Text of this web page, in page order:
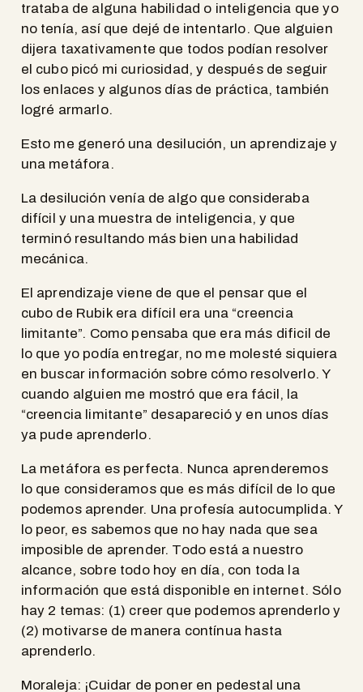
trataba de alguna habilidad o inteligencia que yo
no tenía, así que dejé de intentarlo. Que alguien
dijera taxativamente que todos podían resolver
el cubo picó mi curiosidad, y después de seguir
los enlaces y algunos días de práctica, también
logré armarlo.
Esto me generó una desilución, un aprendizaje y
una metáfora.
La desilución venía de algo que consideraba
difícil y una muestra de inteligencia, y que
terminó resultando más bien una habilidad
mecánica.
El aprendizaje viene de que el pensar que el
cubo de Rubik era difícil era una “creencia
limitante”. Como pensaba que era más dificil de
lo que yo podía entregar, no me molesté siquiera
en buscar información sobre cómo resolverlo. Y
cuando alguien me mostró que era fácil, la
“creencia limitante” desapareció y en unos días
ya pude aprenderlo.
La metáfora es perfecta. Nunca aprenderemos
lo que consideramos que es más difícil de lo que
podemos aprender. Una profesía autocumplida. Y
lo peor, es sabemos que no hay nada que sea
imposible de aprender. Todo está a nuestro
alcance, sobre todo hoy en día, con toda la
información que está disponible en internet. Sólo
hay 2 temas: (1) creer que podemos aprenderlo y
(2) motivarse de manera contínua hasta
aprenderlo.
Moraleja: ¡Cuidar de poner en pedestal una